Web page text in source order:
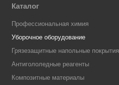
Каталог
Профессиональная химия
Уборочное оборудование
Грязезащитные напольные покрытия
Антигололедные реагенты
Композитные материалы